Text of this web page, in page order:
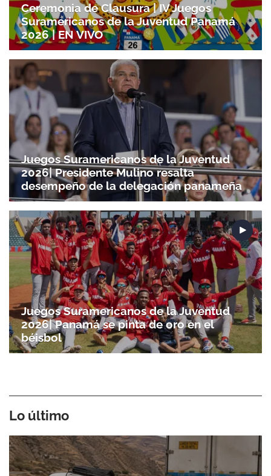
Ceremonia de Clausura | IV Juegos
Suramericanos de la Juventud Panamá
2026 | EN VIVO
Juegos Suramericanos de la Juventud
2026| Presidente Mulino resalta
desempeño de la delegación panameña
Juegos Suramericanos de la Juventud
2026| Panamá se pinta de oro en el
béisbol
Lo último